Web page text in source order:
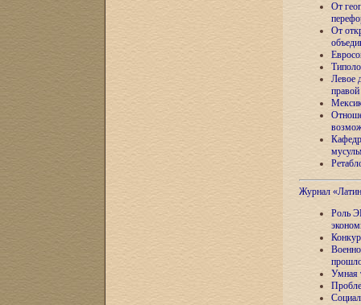
От
От
Левое
Журнал
Роль
Умная